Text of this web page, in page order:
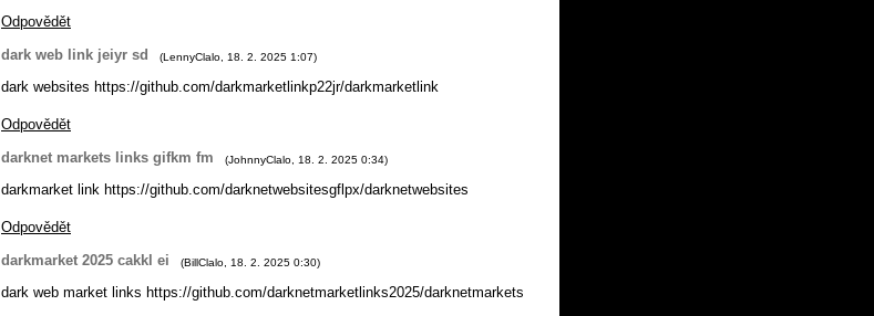
Odpovědět
dark web link jeiyr sd
(LennyClalo 18. 2. 2025 1:07)
dark websites https://github.com/darkmarketlinkp22jr/darkmarketlink
Odpovědět
darknet markets links gifkm fm
(JohnnyClalo 18. 2. 2025 0:34)
darkmarket link https://github.com/darknetwebsitesgflpx/darknetwebsites
Odpovědět
darkmarket 2025 cakkl ei
(BillClalo 18. 2. 2025 0:30)
dark web market links https://github.com/darknetmarketlinks2025/darknetmarkets